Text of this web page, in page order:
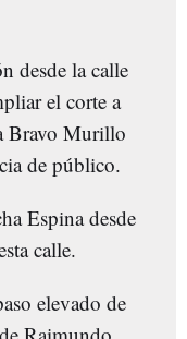
desde la calle
el corte a
Bravo Murillo
de público.
Espina desde
calle.
elevado de